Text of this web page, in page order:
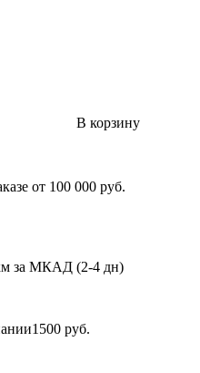
В корзину
от 100 000 руб.
за МКАД (2-4 дн)
руб.